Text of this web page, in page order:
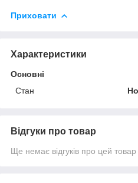
Приховати
Характеристики
Основні
Стан
Відгуки про товар
Ще немає відгуків про цей товар